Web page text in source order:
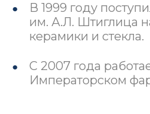
В 1999 году
им. А.Л. Штиглица
керамики и стекла.
С 2007 года
Императорском